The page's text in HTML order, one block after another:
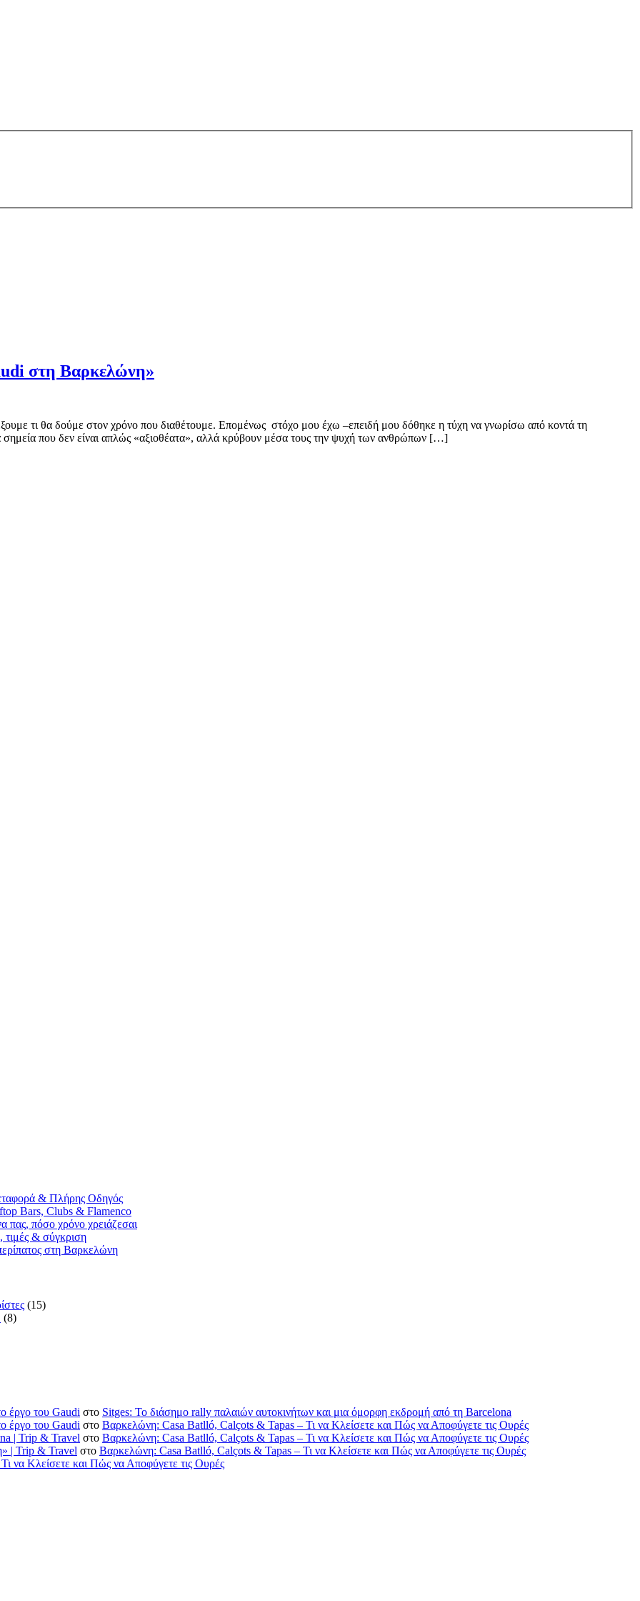
στη Βαρκελώνη»
τι θα δούμε στον χρόνο που διαθέτουμε. Επομένως στόχο μου έχω –επειδή μου δόθηκε η τύχη να γνωρίσω από κοντά τη
σημεία που δεν είναι απλώς «αξιοθέατα», αλλά κρύβουν μέσα τους την ψυχή των ανθρώπων […]
& Πλήρης Οδηγός
Bars, Clubs & Flamenco
πόσο χρόνο χρειάζεσαι
τιμές & σύγκριση
στη Βαρκελώνη
(15)
(8)
έργο του Gaudi στο Sitges: Το διάσημο rally παλαιών αυτοκινήτων και μια όμορφη εκδρομή από τη Barcelona
έργο του Gaudi στο Βαρκελώνη: Casa Batlló, Calçots & Tapas – Τι να Κλείσετε και Πώς να Αποφύγετε τις Ουρές
| Trip & Travel στο Βαρκελώνη: Casa Batlló, Calçots & Tapas – Τι να Κλείσετε και Πώς να Αποφύγετε τις Ουρές
| Trip & Travel στο Βαρκελώνη: Casa Batlló, Calçots & Tapas – Τι να Κλείσετε και Πώς να Αποφύγετε τις Ουρές
να Κλείσετε και Πώς να Αποφύγετε τις Ουρές